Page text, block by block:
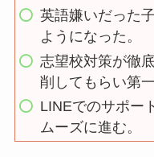
英語嫌いだった
ようになった。
志望校対策が徹
削してもらい第
LINEでのサポー
ムーズに進む。